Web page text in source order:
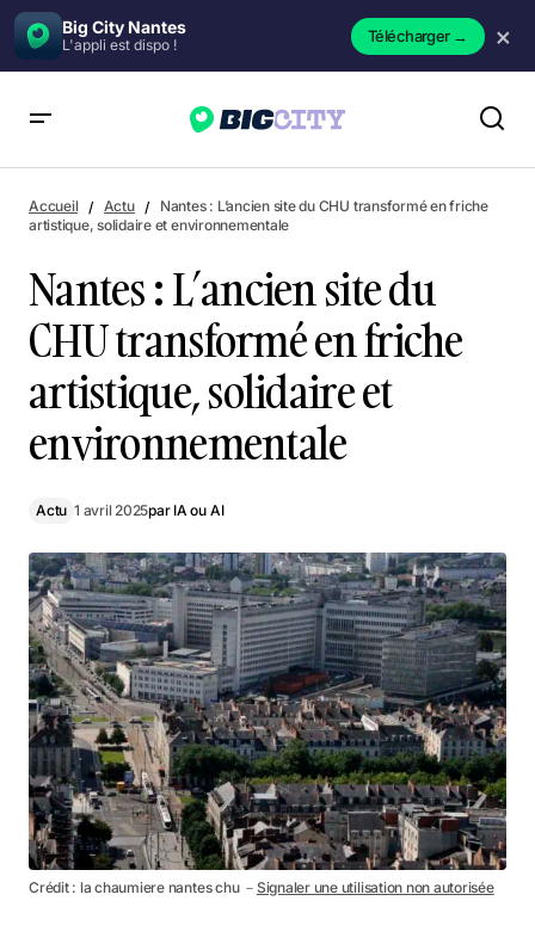
Big City Nantes
L'appli est dispo ! Télécharger→ ×
solidaire et environnementale
Accueil Actu
Nantes : L’ancien site du CHU transformé en friche
artistique, solidaire et environnementale
Nantes : L’ancien site du
CHU transformé en friche
artistique, solidaire et
environnementale
Actu 1 avril 2025par IA ou AI
Crédit : la chaumiere nantes chu － Signaler une utilisation non autorisée